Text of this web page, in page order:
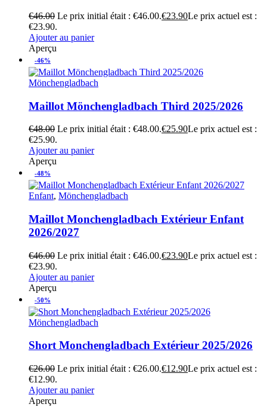
€46.00 Le prix initial était : €46.00.€23.90Le prix actuel est :
€23.90.
Ajouter au panier
Aperçu
-46%
Mönchengladbach
Maillot Mönchengladbach Third 2025/2026
€48.00 Le prix initial était : €48.00.€25.90Le prix actuel est :
€25.90.
Ajouter au panier
Aperçu
-48%
Enfant, Mönchengladbach
Maillot Monchengladbach Extérieur Enfant
2026/2027
€46.00 Le prix initial était : €46.00.€23.90Le prix actuel est :
€23.90.
Ajouter au panier
Aperçu
-50%
Mönchengladbach
Short Monchengladbach Extérieur 2025/2026
€26.00 Le prix initial était : €26.00.€12.90Le prix actuel est :
€12.90.
Ajouter au panier
Aperçu